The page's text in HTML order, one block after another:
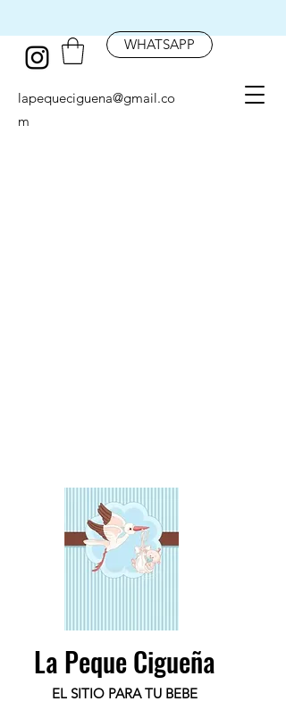
WHATSAPP
lapequeciguena@gmail.co
m
La Peque Cigueña
EL SITIO PARA TU BEBE